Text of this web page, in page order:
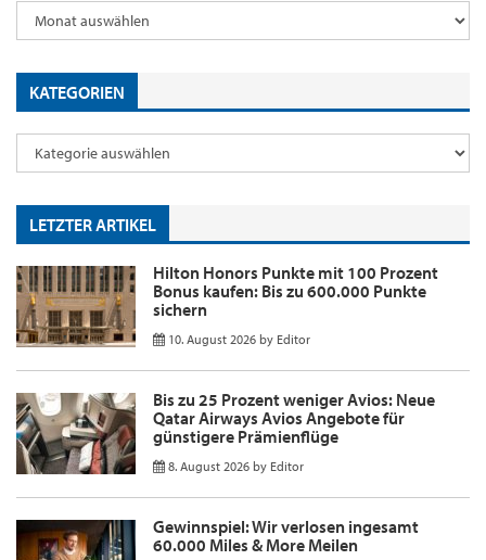
KATEGORIEN
LETZTER ARTIKEL
Hilton Honors Punkte mit 100 Prozent
Bonus kaufen: Bis zu 600.000 Punkte
sichern
10. August 2026 by Editor
Bis zu 25 Prozent weniger Avios: Neue
Qatar Airways Avios Angebote für
günstigere Prämienflüge
8. August 2026 by Editor
Gewinnspiel: Wir verlosen ingesamt
60.000 Miles & More Meilen